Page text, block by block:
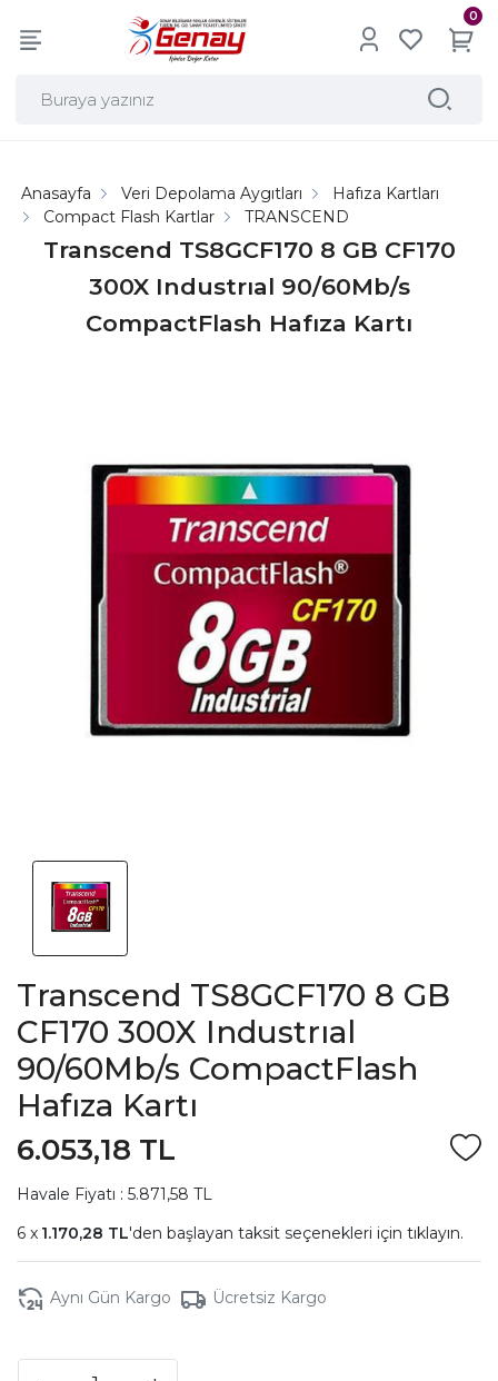
0
Transcend TS8GCF170 8 GB CF170
300X Industrıal 90/60Mb/s
CompactFlash Hafıza Kartı
Anasayfa Veri Depolama Aygıtları
Hafıza Kartları
Compact Flash Kartlar
TRANSCEND
Transcend TS8GCF170 8 GB
CF170 300X Industrıal
90/60Mb/s CompactFlash
Hafıza Kartı
6.053,18 TL
Havale Fiyatı : 5.871,58 TL
1.170,28 TL'den başlayan taksit seçenekleri için tıklayın.
Aynı Gün Kargo Ücretsiz Kargo